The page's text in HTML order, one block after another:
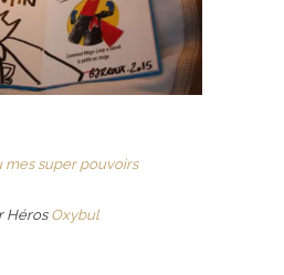
mes super pouvoirs
Héros Oxybul